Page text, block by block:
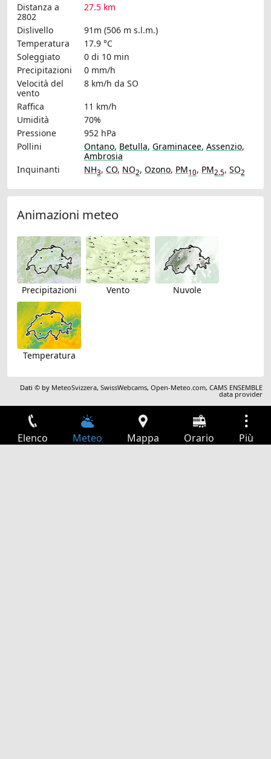
Distanza a
2802
27.5 km
Dislivello
91m (506 m s.l.m.)
Temperatura
17.9 °C
Soleggiato
0 di 10 min
Precipitazioni
0 mm/h
Velocità del
vento
8 km/h da SO
Raffica
11 km/h
Umidità
70%
Pressione
952 hPa
Pollini
Ontano, Betulla, Graminacee, Assenzio,
Ambrosia
Inquinanti
NH3, CO, NO2, Ozono, PM10, PM2.5, SO2
Animazioni meteo
Precipitazioni Vento Nuvole
Temperatura
Dati © by MeteoSvizzera,SwissWebcams,Open-Meteo.com,CAMS ENSEMBLE
data provider
Elenco Meteo Mappa Orario Più